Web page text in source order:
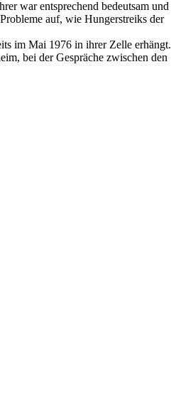
war entsprechend bedeutsam und
auf, wie Hungerstreiks der
im Mai 1976 in ihrer Zelle erhängt.
bei der Gespräche zwischen den